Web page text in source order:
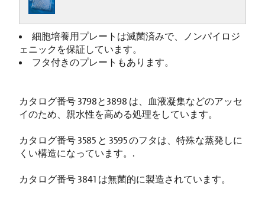
細胞培養用プレートは滅菌済みで、ノンパイロジ
ェニックを保証しています。
フタ付きのプレートもあります。
カタログ番号 3798と3898 は、血液凝集などのアッセ
イのため、親水性を高める処理をしています。
カタログ番号 3585 と 3595 のフタは、特殊な蒸発しに
くい構造になっています。.
カタログ番号 3841 は無菌的に製造されています。